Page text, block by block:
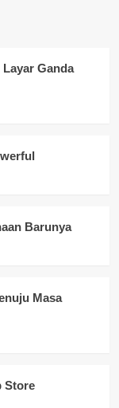
Ganda
Barunya
Masa
Store